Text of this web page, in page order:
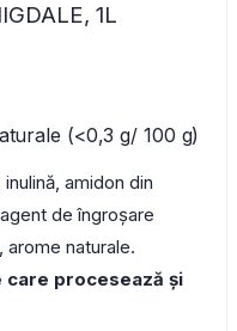
1L
(<0,3 g/ 100 g)
inulină, amidon din
de îngroșare
naturale.
procesează și